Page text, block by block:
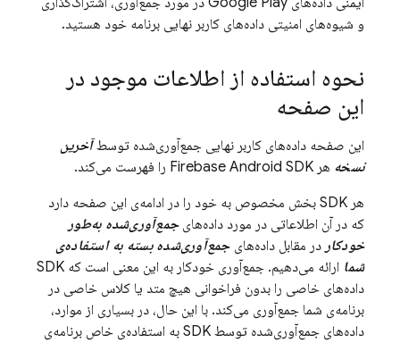
و شیوه‌های امنیتی داده‌های کاربر نهایی برنامه خود هستید.
نحوه استفاده از اطلاعات موجود در
این صفحه
این صفحه داده‌های کاربر نهایی جمع‌آوری‌شده توسطآخرین
نسخه هر Firebase Android SDK را فهرست می‌کند.
هر SDK بخش مخصوص به خود را در ادامه‌ی این صفحه دارد
که در آن اطلاعاتی در مورد داده‌هایجمع‌آوری‌شده به‌طور
خودکار در مقابل داده‌هایجمع‌آوری‌شده بسته به استفاده‌ی
شما
ارائه می‌دهیم. جمع‌آوری خودکار به این معنی است که SDK
داده‌های خاصی را بدون فراخوانی هیچ متد یا کلاس خاصی در
برنامه‌ی شما جمع‌آوری می‌کند. با این حال، در بسیاری از موارد،
داده‌های جمع‌آوری‌شده توسط SDK به استفاده‌ی خاص برنامه‌ی